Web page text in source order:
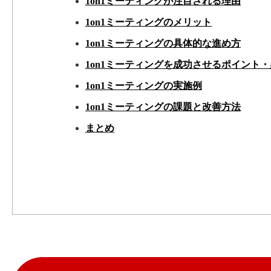
1on1ミーティングのメリット
1on1ミーティングの具体的な進め方
1on1ミーティングを成功させるポイント
1on1ミーティングの実施例
1on1ミーティングの課題と改善方法
まとめ